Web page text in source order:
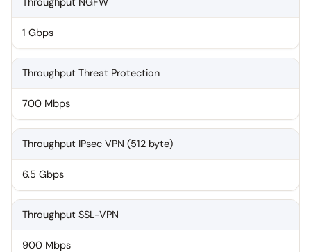
1 Gbps
Throughput Threat Protection
700 Mbps
Throughput IPsec VPN (512 byte)
6.5 Gbps
Throughput SSL-VPN
900 Mbps